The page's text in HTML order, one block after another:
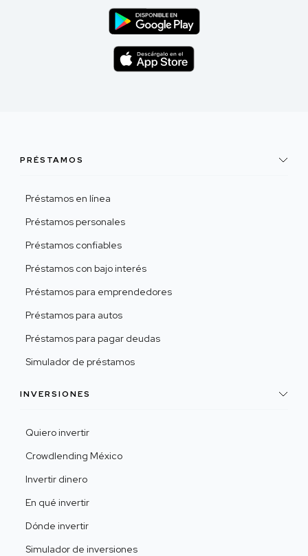
PRÉSTAMOS
Préstamos en línea
Préstamos personales
Préstamos confiables
Préstamos con bajo interés
Préstamos para emprendedores
Préstamos para autos
Préstamos para pagar deudas
Simulador de préstamos
INVERSIONES
Quiero invertir
Crowdlending México
Invertir dinero
En qué invertir
Dónde invertir
Simulador de inversiones